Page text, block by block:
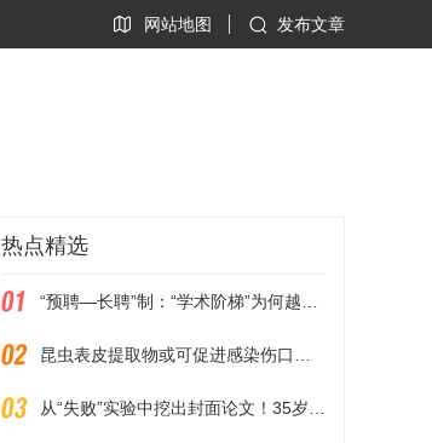
网站地图 发布文章
热点精选